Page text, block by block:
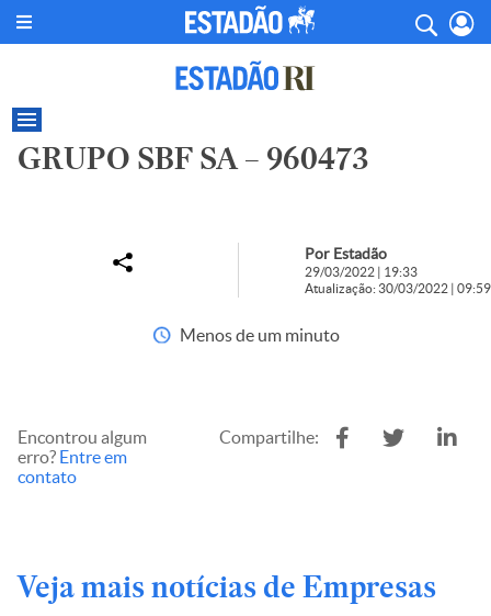
GRUPO SBF SA – 960473
Por Estadão
29/03/2022 | 19:33
Atualização: 30/03/2022 | 09:59
Menos de um minuto
Encontrou algum
erro? Entre em
contato
Compartilhe:
Veja mais notícias de Empresas